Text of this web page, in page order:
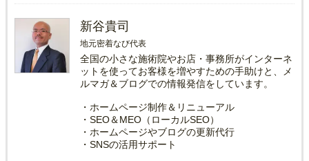
新谷貴司
地元密着なび代表
全国の小さな施術院やお店・事務所がインターネ
ットを使ってお客様を増やすための手助けと、メ
ルマガ＆ブログでの情報発信をしています。
・ホームページ制作＆リニューアル
・SEO＆MEO（ローカルSEO）
・ホームページやブログの更新代行
・SNSの活用サポート